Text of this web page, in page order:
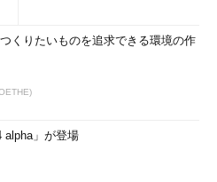
）
年より生産管理のパッケージソ
つくりたいものを追求できる環境の作
alpha」が登場